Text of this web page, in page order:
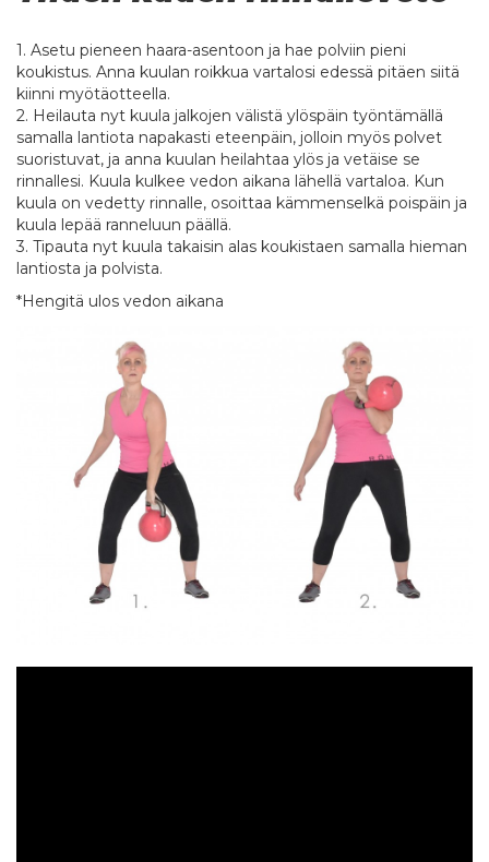
1. Asetu pieneen haara-asentoon ja hae polviin pieni
koukistus. Anna kuulan roikkua vartalosi edessä pitäen siitä
kiinni myötäotteella.
2. Heilauta nyt kuula jalkojen välistä ylöspäin työntämällä
samalla lantiota napakasti eteenpäin, jolloin myös polvet
suoristuvat, ja anna kuulan heilahtaa ylös ja vetäise se
rinnallesi. Kuula kulkee vedon aikana lähellä vartaloa. Kun
kuula on vedetty rinnalle, osoittaa kämmenselkä poispäin ja
kuula lepää ranneluun päällä.
3. Tipauta nyt kuula takaisin alas koukistaen samalla hieman
lantiosta ja polvista.
*Hengitä ulos vedon aikana